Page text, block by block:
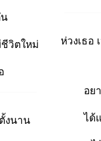
วิตใหม่
งนาน
ห่วงเธอ
อย
ได้